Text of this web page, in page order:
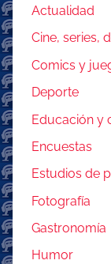
Actualidad
Cine, series,
Comics y
Deporte
Educación y
Encuestas
Estudios de
Fotografía
Gastronomía
Humor